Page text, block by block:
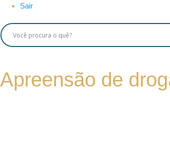
Sair
Apreensão de